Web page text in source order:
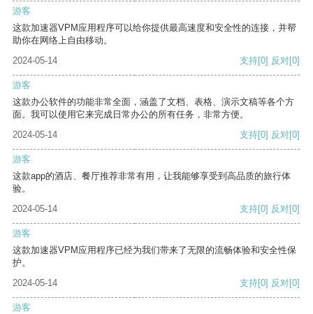
游客
这款加速器VPM应用程序可以给你提供最高速度和安全性的连接，并帮
助你在网络上自由移动。
2024-05-14
支持[0] 反对[0]
游客
这款办公软件的功能非常全面，涵盖了文档、表格、演示文稿等各个方
面。我可以使用它来完成日常办公的所有任务，非常方便。
2024-05-14
支持[0] 反对[0]
游客
这款app的酒店、餐厅推荐非常有用，让我能够享受到高品质的旅行体
验。
2024-05-14
支持[0] 反对[0]
游客
这款加速器VPM应用程序已经为我们带来了无限的流畅体验和安全性保
护。
2024-05-14
支持[0] 反对[0]
游客